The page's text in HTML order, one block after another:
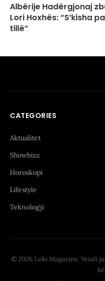
Albërije Hadërgjonaj
Lori Hoxhës: “S’kisha
tillë”
CATEGORIES
Aktualitet
Showbizz
Horoskopi
Lifestyle
Teknologji
© 2026 Loki Magazine. Vendi